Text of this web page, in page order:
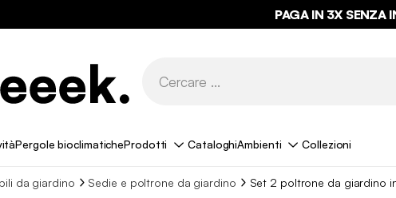
PAGA IN 3X SENZA
Pergole bioclimaticheProdotti CataloghiAmbienti Collezioni
da giardino Sedie e poltrone da giardino Set 2 poltrone da giardino